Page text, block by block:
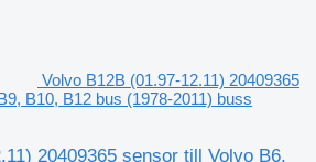
Volvo B12B (01.97-12.11) 20409365
B10, B12 bus (1978-2011) buss
20409365 sensor till Volvo B6,